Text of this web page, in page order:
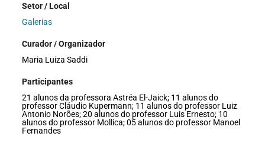
Setor / Local
Galerias
Curador / Organizador
Maria Luiza Saddi
Participantes
21 alunos da professora Astréa El-Jaick; 11 alunos do
professor Cláudio Kupermann; 11 alunos do professor Luiz
Antonio Norões; 20 alunos do professor Luis Ernesto; 10
alunos do professor Mollica; 05 alunos do professor Manoel
Fernandes